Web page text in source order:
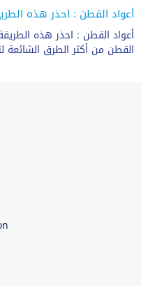
cardiaque
dans laquelle le
cœur est incapable de pomper suffisamment de sang pour répondre aux besoins de l'organisme. Cela peut être...